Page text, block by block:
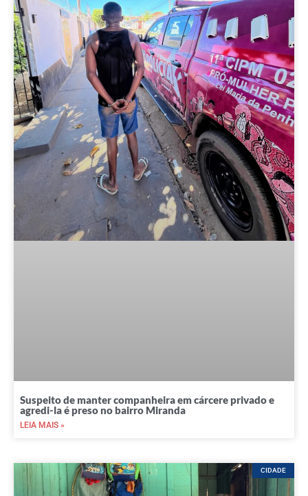
Suspeito de manter companheira em cárcere privado e
agredi-la é preso no bairro Miranda
LEIA MAIS »
CIDADE